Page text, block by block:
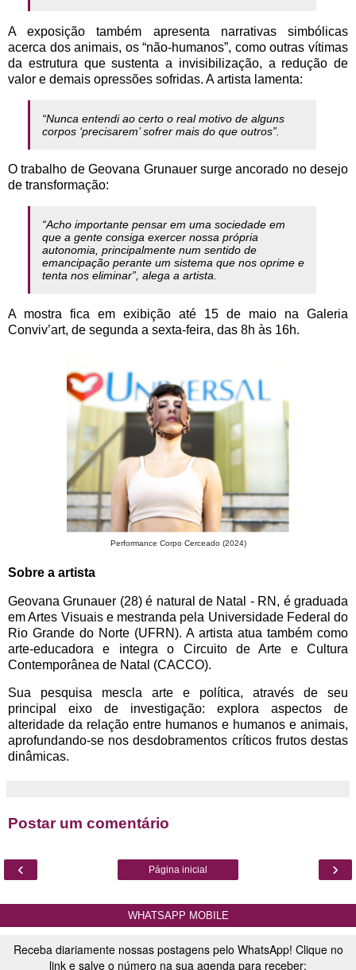
A exposição também apresenta narrativas simbólicas
acerca dos animais, os “não-humanos”, como outras vítimas
da estrutura que sustenta a invisibilização, a redução de
valor e demais opressões sofridas. A artista lamenta:
“Nunca entendi ao certo o real motivo de alguns
corpos ‘precisarem’ sofrer mais do que outros”.
O trabalho de Geovana Grunauer surge ancorado no desejo
de transformação:
“Acho importante pensar em uma sociedade em
que a gente consiga exercer nossa própria
autonomia, principalmente num sentido de
emancipação perante um sistema que nos oprime e
tenta nos eliminar”, alega a artista.
A mostra fica em exibição até 15 de maio na Galeria
Conviv’art, de segunda a sexta-feira, das 8h às 16h.
Performance Corpo Cerceado (2024)
Sobre a artista
Geovana Grunauer (28) é natural de Natal - RN, é graduada
em Artes Visuais e mestranda pela Universidade Federal do
Rio Grande do Norte (UFRN). A artista atua também como
arte-educadora e integra o Circuito de Arte e Cultura
Contemporânea de Natal (CACCO).
Sua pesquisa mescla arte e política, através de seu
principal eixo de investigação: explora aspectos de
alteridade da relação entre humanos e humanos e animais,
aprofundando-se nos desdobramentos críticos frutos destas
dinâmicas.
Postar um comentário
‹ ›
Página inicial
WHATSAPP MOBILE
Receba diariamente nossas postagens pelo WhatsApp! Clique no
link e salve o número na sua agenda para receber: